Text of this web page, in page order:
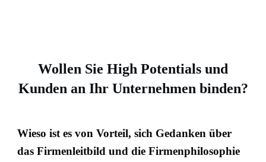
Wollen Sie High Potentials und
Kunden an Ihr Unternehmen binden?
Wieso ist es von Vorteil, sich Gedanken über
das Firmenleitbild und die Firmenphilosophie